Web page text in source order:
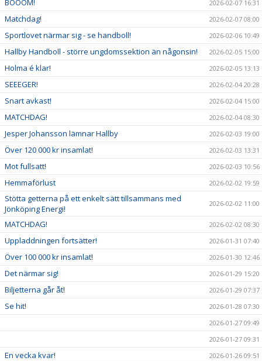
2026-02-07 16:31
Matchdag! 2026-02-07 08:00
Sportlovet närmar sig - se handboll! 2026-02-06 10:49
Hallby Handboll - större ungdomssektion än någonsin! 2026-02-05 15:00
Holma é klar! 2026-02-05 13:13
SEEEGER! 2026-02-04 20:28
Snart avkast! 2026-02-04 15:00
MATCHDAG! 2026-02-04 08:30
Jesper Johansson lämnar Hallby 2026-02-03 19:00
Över 120 000 kr insamlat! 2026-02-03 13:31
Mot fullsatt! 2026-02-03 10:56
Hemmaförlust 2026-02-02 19:59
Stötta getterna på ett enkelt sätt tillsammans med
Jönköping Energi!
2026-02-02 11:00
MATCHDAG! 2026-02-02 08:30
Uppladdningen fortsätter! 2026-01-31 07:40
Över 100 000 kr insamlat! 2026-01-30 12:46
Det närmar sig! 2026-01-29 15:20
Biljetterna går åt! 2026-01-29 07:37
Se hit!
2026-01-28 07:30
2026-01-27 09:49
2026-01-27 09:31
En vecka kvar! 2026-01-26 09:51